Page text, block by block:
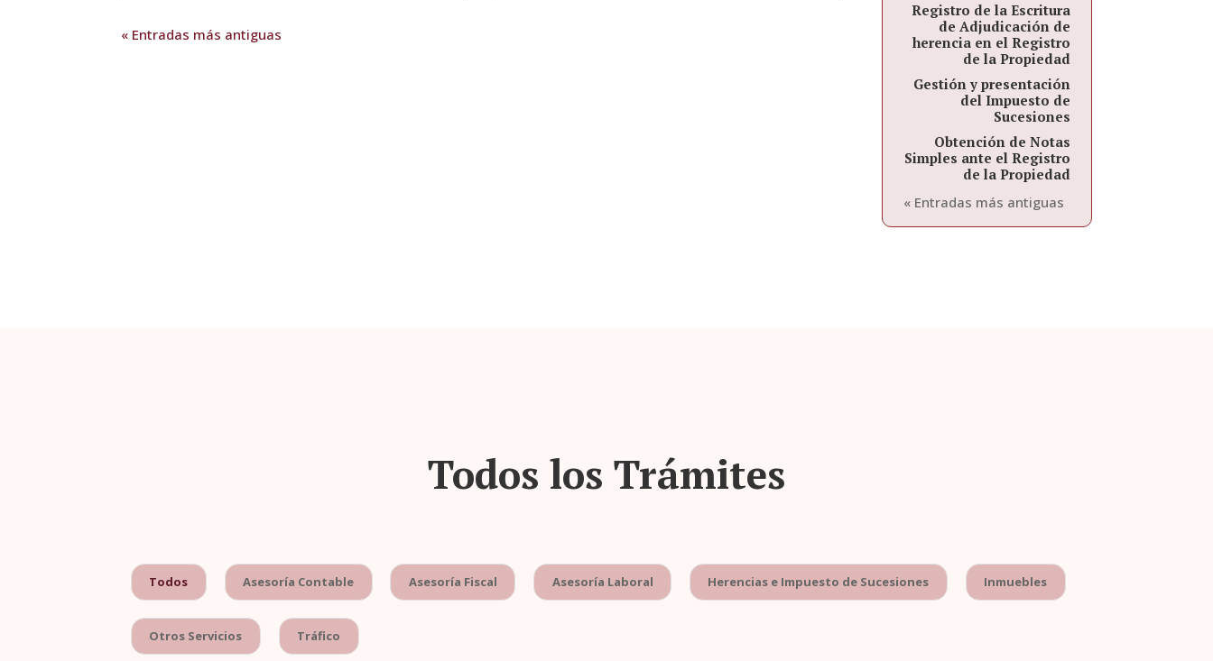
« Entradas más antiguas
Registro de la Escritura
de Adjudicación de
herencia en el Registro
de la Propiedad
Gestión y presentación
del Impuesto de
Sucesiones
Obtención de Notas
Simples ante el Registro
de la Propiedad
« Entradas más antiguas
Todos los Trámites
Todos Asesoría Contable Asesoría Fiscal Asesoría Laboral Herencias e Impuesto de Sucesiones Inmuebles
Otros Servicios Tráfico